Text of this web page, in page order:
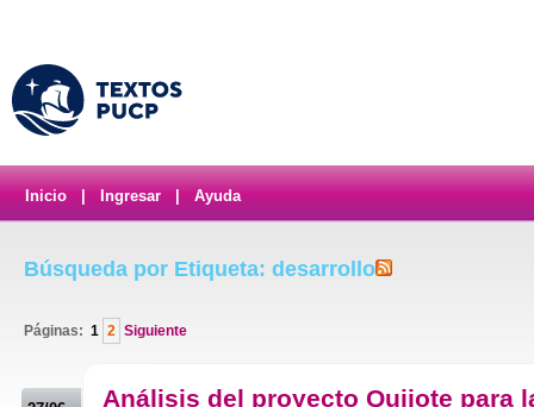
Inicio Ingresar Ayuda
Búsqueda por Etiqueta: desarrollo
Páginas: 1 2 Siguiente
Análisis del proyecto Quijote para